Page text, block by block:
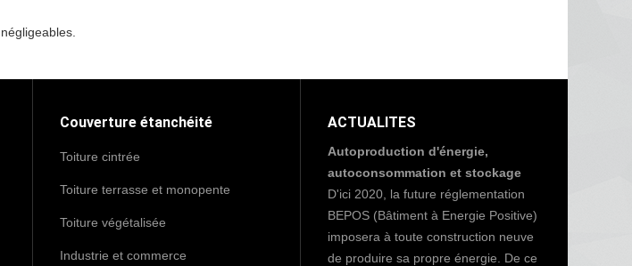
Couverture étanchéité
Toiture cintrée
Toiture terrasse et monopente
Toiture végétalisée
Industrie et commerce
ACTUALITES
Autoproduction d'énergie,
autoconsommation et stockage
D'ici 2020, la future réglementation
BEPOS (Bâtiment à Energie Positive)
imposera à toute construction neuve
de produire sa propre énergie. De ce